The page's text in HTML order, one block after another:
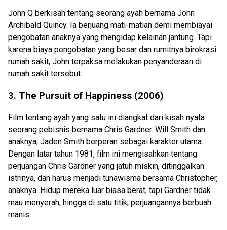
John Q berkisah tentang seorang ayah bernama John
Archibald Quincy. Ia berjuang mati-matian demi membiayai
pengobatan anaknya yang mengidap kelainan jantung. Tapi
karena biaya pengobatan yang besar dan rumitnya birokrasi
rumah sakit, John terpaksa melakukan penyanderaan di
rumah sakit tersebut.
3. The Pursuit of Happiness (2006)
Film tentang ayah yang satu ini diangkat dari kisah nyata
seorang pebisnis bernama Chris Gardner. Will Smith dan
anaknya, Jaden Smith berperan sebagai karakter utama.
Dengan latar tahun 1981, film ini mengisahkan tentang
perjuangan Chris Gardner yang jatuh miskin, ditinggalkan
istrinya, dan harus menjadi tunawisma bersama Christopher,
anaknya. Hidup mereka luar biasa berat, tapi Gardner tidak
mau menyerah, hingga di satu titik, perjuangannya berbuah
manis.